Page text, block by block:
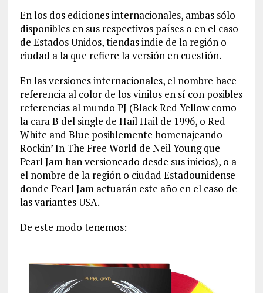
En los dos ediciones internacionales, ambas sólo
disponibles en sus respectivos países o en el caso
de Estados Unidos, tiendas indie de la región o
ciudad a la que refiere la versión en cuestión.
En las versiones internacionales, el nombre hace
referencia al color de los vinilos en sí con posibles
referencias al mundo PJ (Black Red Yellow como
la cara B del single de Hail Hail de 1996, o Red
White and Blue posiblemente homenajeando
Rockin’ In The Free World de Neil Young que
Pearl Jam han versioneado desde sus inicios), o a
el nombre de la región o ciudad Estadounidense
donde Pearl Jam actuarán este año en el caso de
las variantes USA.
De este modo tenemos: